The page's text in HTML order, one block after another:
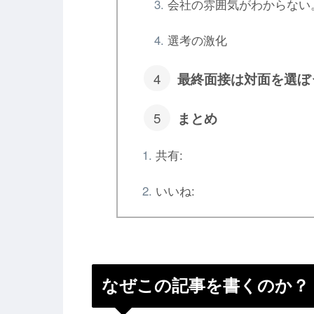
会社の雰囲気がわからない
選考の激化
最終面接は対面を選ぼ
まとめ
共有:
いいね:
なぜこの記事を書くのか？